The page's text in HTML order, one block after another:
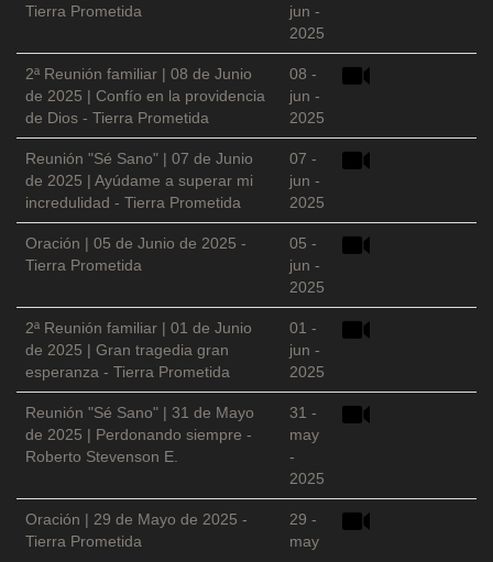
Tierra Prometida
jun -
2025
2ª Reunión familiar | 08 de Junio
de 2025 | Confío en la providencia
de Dios - Tierra Prometida
08 -
jun -
2025
Reunión "Sé Sano" | 07 de Junio
de 2025 | Ayúdame a superar mi
incredulidad - Tierra Prometida
07 -
jun -
2025
Oración | 05 de Junio de 2025 -
Tierra Prometida
05 -
jun -
2025
2ª Reunión familiar | 01 de Junio
de 2025 | Gran tragedia gran
esperanza - Tierra Prometida
01 -
jun -
2025
Reunión "Sé Sano" | 31 de Mayo
de 2025 | Perdonando siempre -
Roberto Stevenson E.
31 -
may
-
2025
Oración | 29 de Mayo de 2025 -
Tierra Prometida
29 -
may